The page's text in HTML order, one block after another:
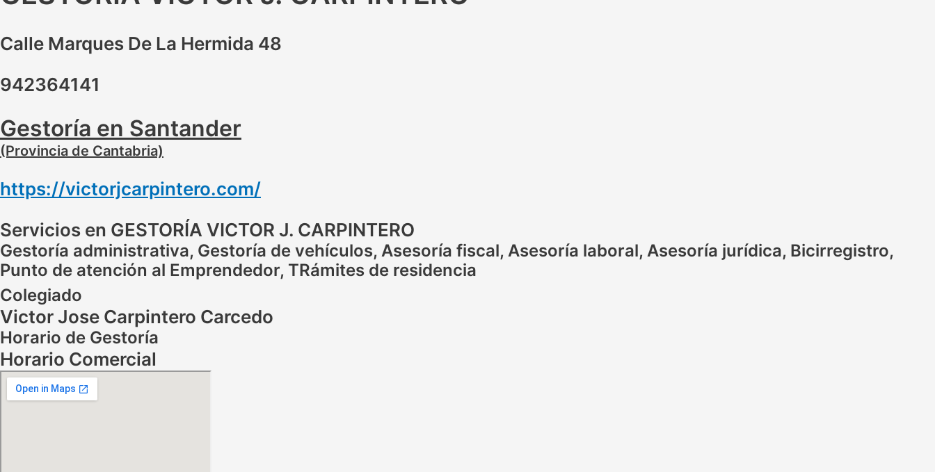
Calle Marques De La Hermida 48
942364141
Gestoría en Santander
(Provincia de Cantabria)
https://victorjcarpintero.com/
Servicios en GESTORÍA VICTOR J. CARPINTERO
Gestoría administrativa, Gestoría de vehículos, Asesoría fiscal, Asesoría laboral, Asesoría jurídica, Bicirregistro,
Punto de atención al Emprendedor, TRámites de residencia
Colegiado
Victor Jose Carpintero Carcedo
Horario de Gestoría
Horario Comercial